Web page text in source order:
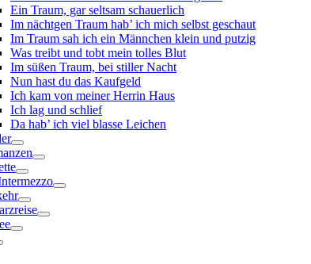
Ein Traum, gar seltsam schauerlich
Im nächtgen Traum hab’ ich mich selbst geschaut
Im Traum sah ich ein Männchen klein und putzig
Was treibt und tobt mein tolles Blut
Im süßen Traum, bei stiller Nacht
Nun hast du das Kaufgeld
Ich kam von meiner Herrin Haus
Ich lag und schlief
Da hab’ ich viel blasse Leichen